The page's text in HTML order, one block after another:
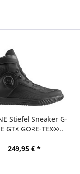
Stiefel Sneaker G-
GTX GORE-TEX®...
249,95 € *